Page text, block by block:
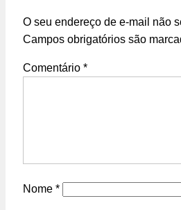
O seu endereço de e-mail não
Campos obrigatórios são
Comentário *
Nome *